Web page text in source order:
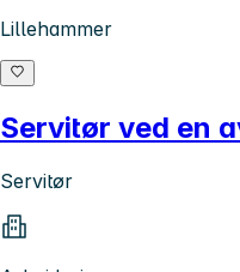
Lillehammer
Servitør ved en
Servitør